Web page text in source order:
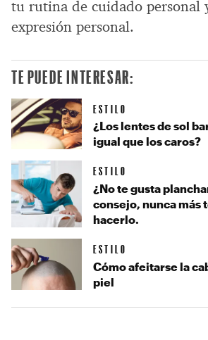
tu rutina de cuidado personal
expresión personal.
TE PUEDE INTERESAR:
ESTILO
¿Los lentes de sol
igual que los caros?
ESTILO
¿No te gusta
consejo, nunca más
hacerlo.
ESTILO
Cómo afeitarse la
piel